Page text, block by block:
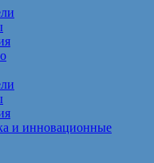
и инновационные